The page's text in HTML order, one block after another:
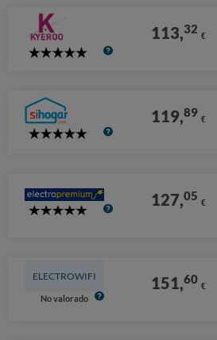
5
113,32 €
5
119,89 €
5
127,05 €
ELECTROWIFI
No valorado
151,60 €